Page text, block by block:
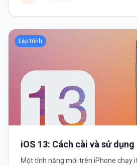
Lập trình
iOS 13: Cách cài và sử
Một tính năng mới trên iPhone chạy